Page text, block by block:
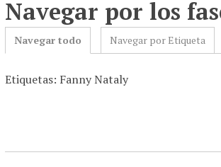
Navegar por los
Navegar todo Navegar por Etiqueta
Etiquetas: Fanny Nataly